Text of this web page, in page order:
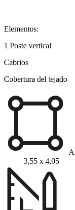
Elementos:
1 Poste vertical
Cabrios
Cobertura del tejado
3,55 x 4,05